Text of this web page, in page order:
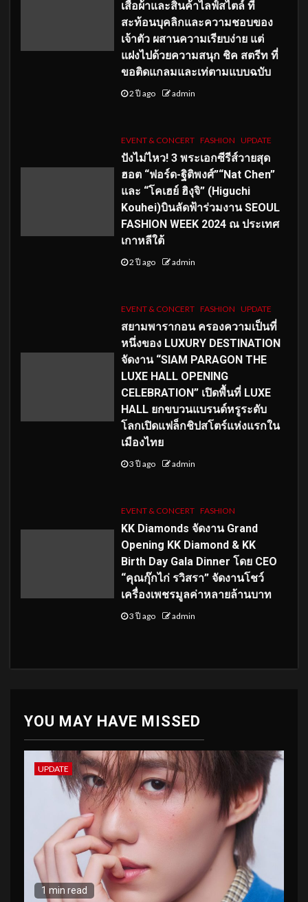
เสื้อผ้าและสินค้าไลฟ์สไตล์ ที่
สะท้อนบุคลิกและความชอบของ
เจ้าตัว ผสานความเรียบง่าย แต่
แฝงไปด้วยความสนุก ชิค สตรีท ที่
ขอติดแกลมและเท่ตามแบบฉบับ
2 ปี ago admin
EVENT & CONCERT FASHION UPDATE
ปังไม่ไหว! 3 พระเอกซีรีส์วายสุด
ฮอต “ฟอร์ด-ฐิติพงศ์”“Nat Chen”
และ “โคเฮย์ ฮิงุจิ” (Higuchi
Kouhei)บินลัดฟ้าร่วมงาน SEOUL
FASHION WEEK 2024 ณ ประเทศ
เกาหลีใต้
2 ปี ago admin
EVENT & CONCERT FASHION UPDATE
สยามพารากอน ครองความเป็นที่
หนึ่งของ LUXURY DESTINATION
จัดงาน “SIAM PARAGON THE
LUXE HALL OPENING
CELEBRATION” เปิดพื้นที่ LUXE
HALL ยกขบวนแบรนด์หรูระดับ
โลกเปิดแฟล็กชิปสโตร์แห่งแรกใน
เมืองไทย
3 ปี ago admin
EVENT & CONCERT FASHION
KK Diamonds จัดงาน Grand
Opening KK Diamond & KK
Birth Day Gala Dinner โดย CEO
“คุณกุ๊กไก่ รวิสรา” จัดงานโชว์
เครื่องเพชรมูลค่าหลายล้านบาท
3 ปี ago admin
YOU MAY HAVE MISSED
UPDATE
1 min read